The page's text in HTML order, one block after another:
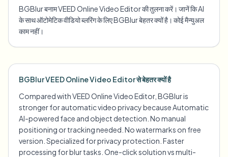
BGBlur बनाम VEED Online Video Editor की तुलना करें। जानें कि AI
के साथ ऑटोमेटिक वीडियो ब्लरिंग के लिए BGBlur बेहतर क्यों है। कोई मैन्युअल
काम नहीं।
BGBlur VEED Online Video Editor से बेहतर क्यों है
Compared with VEED Online Video Editor, BGBlur is
stronger for automatic video privacy because Automatic
AI-powered face and object detection. No manual
positioning or tracking needed. No watermarks on free
version. Specialized for privacy protection. Faster
processing for blur tasks. One-click solution vs multi-